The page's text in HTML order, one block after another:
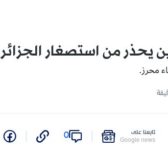
يحذر من استصغار الجزائر
محرز.
تابعنا على
Google news
0